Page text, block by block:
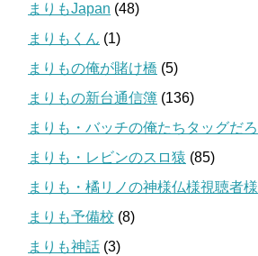
まりもJapan (48)
まりもくん (1)
まりもの俺が賭け橋 (5)
まりもの新台通信簿 (136)
まりも・バッチの俺たちタッグだろ
まりも・レビンのスロ猿 (85)
まりも・橘リノの神様仏様視聴者様
まりも予備校 (8)
まりも神話 (3)